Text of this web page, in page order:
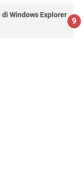
Windows Explorer